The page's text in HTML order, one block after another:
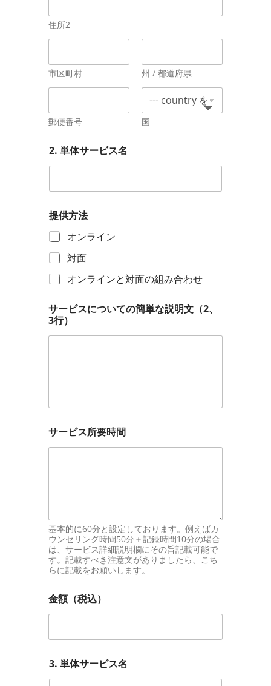
住所2
市区町村 州 / 都道府県
郵便番号 国
2. 単体サービス名
提供方法
オンライン
対面
オンラインと対面の組み合わせ
サービスについての簡単な説明文（2、
3行）
サービス所要時間
基本的に60分と設定しております。例えばカ
ウンセリング時間50分＋記録時間10分の場合
は、サービス詳細説明欄にその旨記載可能で
す。記載すべき注意文がありましたら、こち
らに記載をお願いします。
金額（税込）
3. 単体サービス名